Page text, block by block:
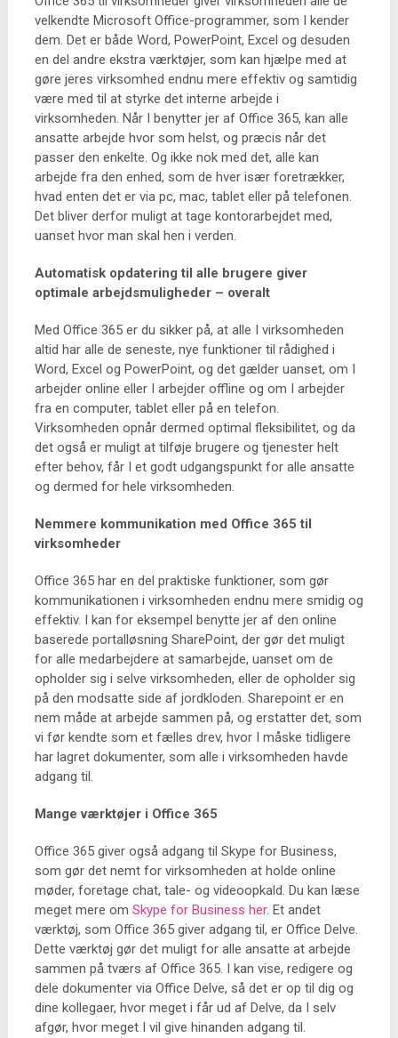
velkendte Microsoft Office-programmer, som I kender
dem. Det er både Word, PowerPoint, Excel og desuden
en del andre ekstra værktøjer, som kan hjælpe med at
gøre jeres virksomhed endnu mere effektiv og samtidig
være med til at styrke det interne arbejde i
virksomheden. Når I benytter jer af Office 365, kan alle
ansatte arbejde hvor som helst, og præcis når det
passer den enkelte. Og ikke nok med det, alle kan
arbejde fra den enhed, som de hver især foretrækker,
hvad enten det er via pc, mac, tablet eller på telefonen.
Det bliver derfor muligt at tage kontorarbejdet med,
uanset hvor man skal hen i verden.
Automatisk opdatering til alle brugere giver
optimale arbejdsmuligheder – overalt
Med Office 365 er du sikker på, at alle I virksomheden
altid har alle de seneste, nye funktioner til rådighed i
Word, Excel og PowerPoint, og det gælder uanset, om I
arbejder online eller I arbejder offline og om I arbejder
fra en computer, tablet eller på en telefon.
Virksomheden opnår dermed optimal fleksibilitet, og da
det også er muligt at tilføje brugere og tjenester helt
efter behov, får I et godt udgangspunkt for alle ansatte
og dermed for hele virksomheden.
Nemmere kommunikation med Office 365 til
virksomheder
Office 365 har en del praktiske funktioner, som gør
kommunikationen i virksomheden endnu mere smidig og
effektiv. I kan for eksempel benytte jer af den online
baserede portalløsning SharePoint, der gør det muligt
for alle medarbejdere at samarbejde, uanset om de
opholder sig i selve virksomheden, eller de opholder sig
på den modsatte side af jordkloden. Sharepoint er en
nem måde at arbejde sammen på, og erstatter det, som
vi før kendte som et fælles drev, hvor I måske tidligere
har lagret dokumenter, som alle i virksomheden havde
adgang til.
Mange værktøjer i Office 365
Office 365 giver også adgang til Skype for Business,
som gør det nemt for virksomheden at holde online
møder, foretage chat, tale- og videoopkald. Du kan læse
meget mere om Skype for Business her. Et andet
værktøj, som Office 365 giver adgang til, er Office Delve.
Dette værktøj gør det muligt for alle ansatte at arbejde
sammen på tværs af Office 365. I kan vise, redigere og
dele dokumenter via Office Delve, så det er op til dig og
dine kollegaer, hvor meget i får ud af Delve, da I selv
afgør, hvor meget I vil give hinanden adgang til.